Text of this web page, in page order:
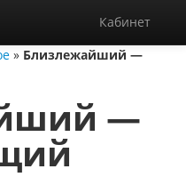
Кабинет
» Близлежайший —
—